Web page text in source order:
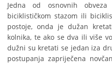
Jedna od osnovnih
biciklističkom stazom ili
postoje, onda je dužan
kolnika, te ako se dva ili više
dužni su kretati se jedan iza
postupanja zapriječena